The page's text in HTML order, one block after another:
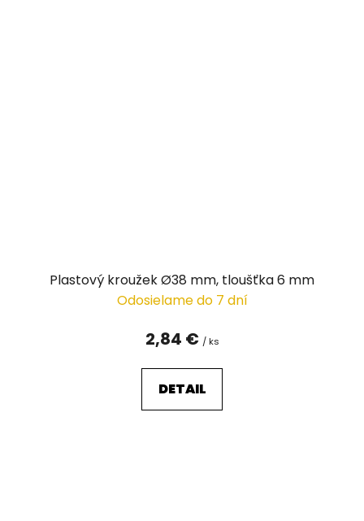
Plastový kroužek Ø38 mm, tloušťka 6 mm
Odosielame do 7 dní
2,84 € / ks
DETAIL